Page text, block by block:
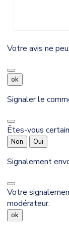
Votre avis ne
ok
Signaler le
Êtes-vous
Non Oui
Signalement
Votre
modérateur.
ok